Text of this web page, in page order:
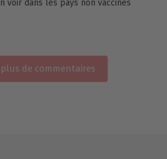
voir dans les pays non vaccinés
de commentaires